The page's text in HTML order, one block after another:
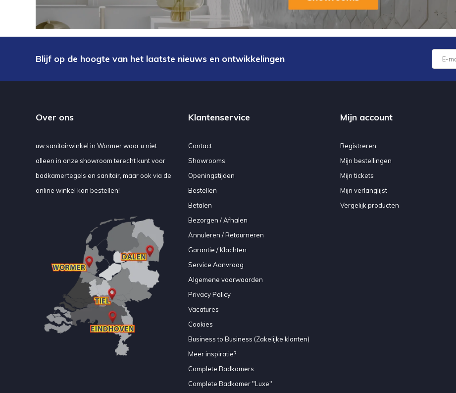
Blijf op de hoogte van het laatste nieuws en ontwikkelingen
Over ons
uw sanitairwinkel in Wormer waar u niet
alleen in onze showroom terecht kunt voor
badkamertegels en sanitair, maar ook via de
online winkel kan bestellen!
Klantenservice
Contact
Showrooms
Openingstijden
Bestellen
Betalen
Bezorgen / Afhalen
Annuleren / Retourneren
Garantie / Klachten
Service Aanvraag
Algemene voorwaarden
Privacy Policy
Vacatures
Cookies
Business to Business (Zakelijke klanten)
Meer inspiratie?
Complete Badkamers
Complete Badkamer "Luxe"
Mijn account
Registreren
Mijn bestellingen
Mijn tickets
Mijn verlanglijst
Vergelijk producten